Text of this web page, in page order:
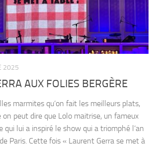
2025
AUX FOLIES BERGÈRE
marmites qu’on fait les meilleurs plats,
peut dire que Lolo maitrise, un fameux
qui lui a inspiré le show qui a triomphé l’an
Paris. Cette fois « Laurent Gerra se met à